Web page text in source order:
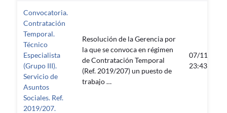
Convocatoria.
Contratación
Temporal.
Técnico
Especialista
(Grupo III).
Servicio de
Asuntos
Sociales. Ref.
2019/207.
Resolución de la Gerencia por
la que se convoca en régimen
de Contratación Temporal
(Ref. 2019/207) un puesto de
trabajo …
07/11/2019
23:43:29